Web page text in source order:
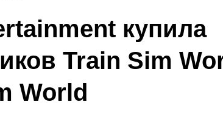
купила
Train Sim
World